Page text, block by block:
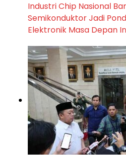
Industri Chip Nasional
Semikonduktor Jadi
Elektronik Masa Depan